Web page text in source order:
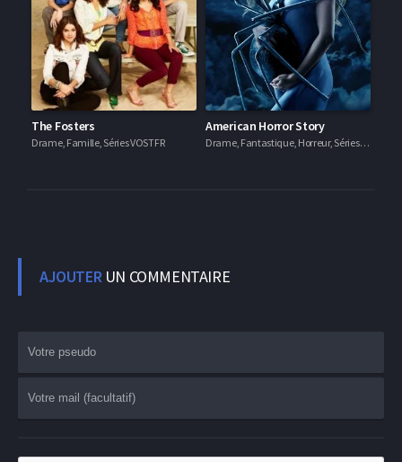
The Fosters
Drame, Famille, Séries VOSTFR
American Horror Story
Drame, Fantastique, Horreur, Séries VF
AJOUTERUN COMMENTAIRE